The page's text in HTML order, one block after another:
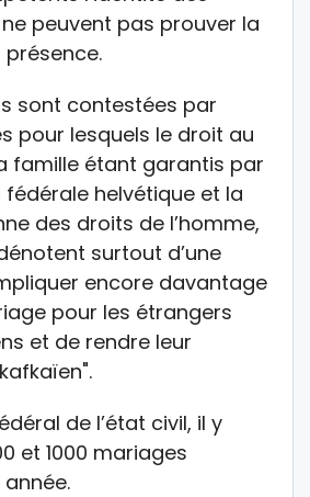
peuvent pas prouver la
sont contestées par
pour lesquels le droit au
famille étant garantis par
helvétique et la
des droits de l’homme,
surtout d’une
encore davantage
pour les étrangers
et de rendre leur
de l’état civil, il y
et 1000 mariages